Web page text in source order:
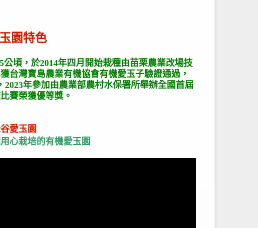
園特色
頃，於2014年四月開始栽種由苗栗農業改場技
台灣寶島農業有機協會有機愛玉子驗證通過，
年參加由農業部農村水保署所舉辦全國首屆
賽榮獲優等獎。
愛玉園
心栽培的有機愛玉園